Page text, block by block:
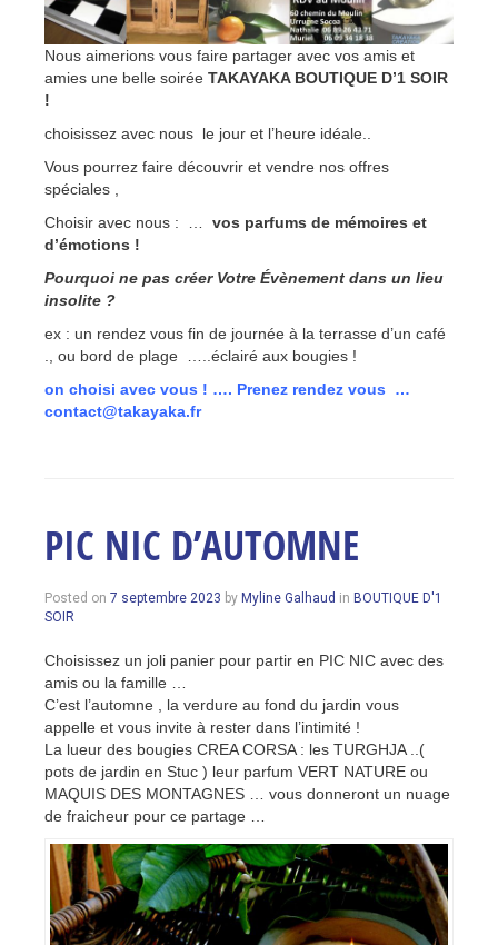
Nous aimerions vous faire partager avec vos amis et
amies une belle soirée TAKAYAKA BOUTIQUE D’1 SOIR
!
choisissez avec nous le jour et l’heure idéale..
Vous pourrez faire découvrir et vendre nos offres
spéciales ,
Choisir avec nous : …
vos parfums de mémoires et
d’émotions !
Pourquoi ne pas créer Votre Évènement dans un lieu
insolite ?
ex : un rendez vous fin de journée à la terrasse d’un café
., ou bord de plage …..éclairé aux bougies !
on choisi avec vous ! …. Prenez rendez vous …
contact@takayaka.fr
PIC NIC D’AUTOMNE
Posted on 7 septembre 2023 by Myline Galhaud in BOUTIQUE D'1
SOIR
Choisissez un joli panier pour partir en PIC NIC avec des
amis ou la famille …
C’est l’automne , la verdure au fond du jardin vous
appelle et vous invite à rester dans l’intimité !
La lueur des bougies CREA CORSA : les TURGHJA ..(
pots de jardin en Stuc ) leur parfum VERT NATURE ou
MAQUIS DES MONTAGNES … vous donneront un nuage
de fraicheur pour ce partage …